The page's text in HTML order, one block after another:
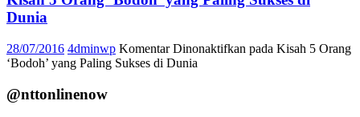
Dunia
28/07/2016 4dminwp Komentar Dinonaktifkan pada Kisah 5 Orang
‘Bodoh’ yang Paling Sukses di Dunia
@nttonlinenow